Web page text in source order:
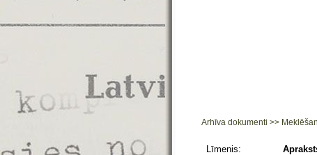
Arhīva dokumenti >>
Līmenis: